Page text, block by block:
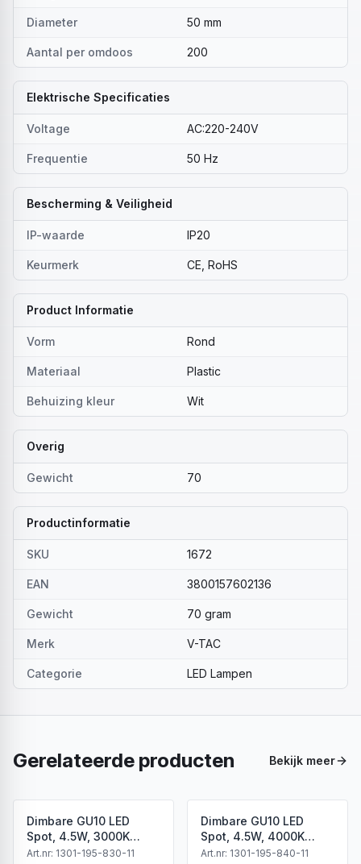
Diameter 50 mm
Aantal per omdoos 200
Elektrische Specificaties
Voltage AC:220-240V
Frequentie 50 Hz
Bescherming & Veiligheid
IP-waarde IP20
Keurmerk CE, RoHS
Product Informatie
Vorm Rond
Materiaal Plastic
Behuizing kleur Wit
Overig
Gewicht 70
Productinformatie
SKU 1672
EAN 3800157602136
Gewicht 70 gram
Merk V-TAC
Categorie LED Lampen
Gerelateerde producten Bekijk meer
Dimbare GU10 LED
Spot, 4.5W, 3000K
Warm Wit, IP20
Art.nr: 1301-195-830-11
Dimbare GU10 LED
Spot, 4.5W, 4000K
Neutraal Wit, IP20
Art.nr: 1301-195-840-11